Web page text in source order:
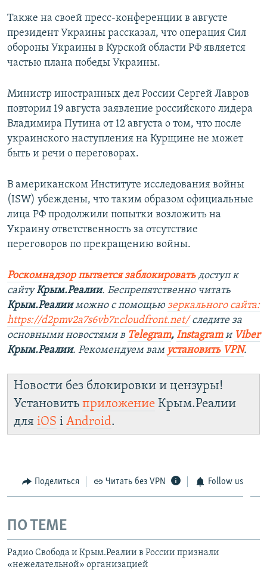
Также на своей пресс-конференции в августе
президент Украины рассказал, что операция Сил
обороны Украины в Курской области РФ является
частью плана победы Украины.
Министр иностранных дел России Сергей Лавров
повторил 19 августа заявление российского лидера
Владимира Путина от 12 августа о том, что после
украинского наступления на Курщине не может
быть и речи о переговорах.
В американском Институте исследования войны
(ISW) убеждены, что таким образом официальные
лица РФ продолжили попытки возложить на
Украину ответственность за отсутствие
переговоров по прекращению войны.
Роскомнадзор пытается заблокировать доступ к
сайтуКрым.Реалии. Беспрепятственно читать
Крым.Реалииможно с помощью зеркального сайта:
https://d2pmv2a7s6vb7r.cloudfront.net/ следите за
основными новостями в Telegram, Instagramи Viber
Крым.Реалии. Рекомендуем вам установить VPN.
Новости без блокировки и цензуры!
Установить приложение Крым.Реалии
для iOS і Android.
Поделиться Читать без VPN Follow us
ПО ТЕМЕ
Радио Свобода и Крым.Реалии в России признали
«нежелательной» организацией